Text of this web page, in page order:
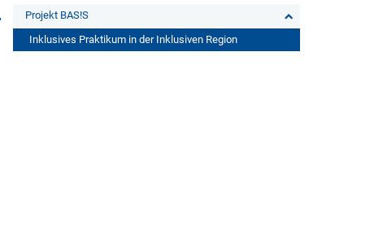
Projekt BAS!S
Inklusives Praktikum in der Inklusiven Region